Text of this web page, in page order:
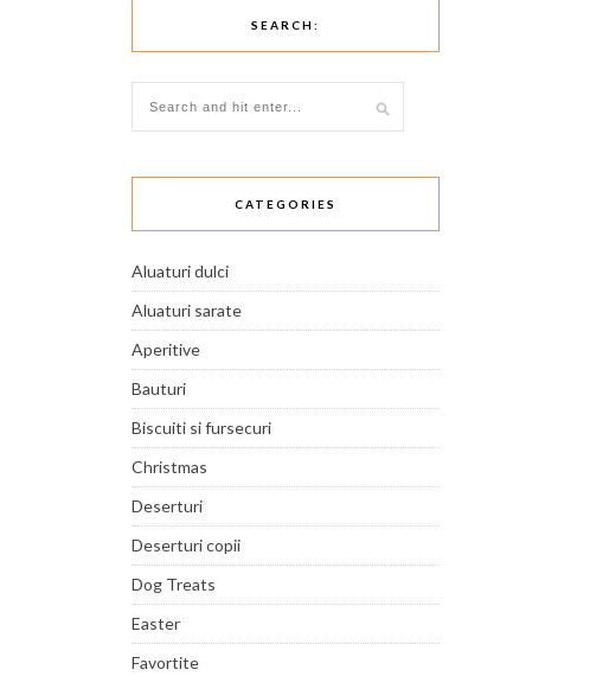
SEARCH:
CATEGORIES
Aluaturi dulci
Aluaturi sarate
Aperitive
Bauturi
Biscuiti si fursecuri
Christmas
Deserturi
Deserturi copii
Dog Treats
Easter
Favortite